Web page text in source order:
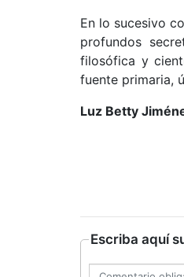
En lo sucesivo
profundos
filosófica y
fuente primaria,
Luz Betty
Escriba aquí